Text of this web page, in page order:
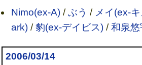
Nimo(ex-A)/ぶう / メイ(ex-
ark)/豹(ex-デイビス)/和泉悠
2006/03/14